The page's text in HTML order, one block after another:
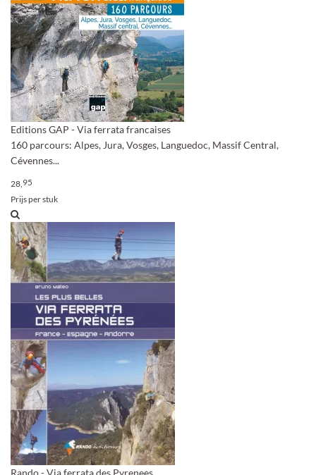
Editions GAP - Via ferrata francaises
160 parcours: Alpes, Jura, Vosges, Languedoc, Massif Central,
Cévennes...
28,95
Prijs per stuk
Rando - Via ferrata des Pyrenees